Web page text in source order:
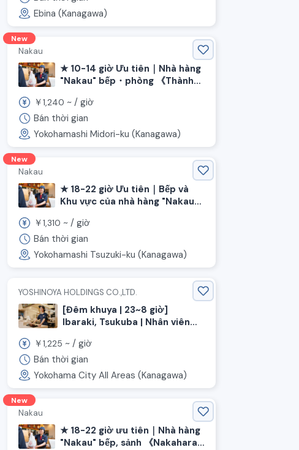
Ebina (Kanagawa)
New
Nakau
★ 10-14 giờ Ưu tiên｜Nhà hàng
"Nakau" bếp・phòng 《Thành
ga Tokaiichiba》
￥1,240 ~ / giờ
Bán thời gian
Yokohamashi Midori-ku (Kanagawa)
New
Nakau
★ 18-22 giờ Ưu tiên｜Bếp và
Khu vực của nhà hàng "Nakau"
Yokohama, Tỉnh Kanagawa, Ga
Trung tâm Nam》
￥1,310 ~ / giờ
Bán thời gian
Yokohamashi Tsuzuki-ku (Kanagawa)
YOSHINOYA HOLDINGS CO.,LTD.
[Đêm khuya | 23~8 giờ]
Ibaraki, Tsukuba | Nhân viên
“Yoshinoya”
￥1,225 ~ / giờ
Bán thời gian
Yokohama City All Areas (Kanagawa)
New
Nakau
★ 18-22 giờ ưu tiên｜Nhà hàng
"Nakau" bếp, sảnh 《Nakahara-